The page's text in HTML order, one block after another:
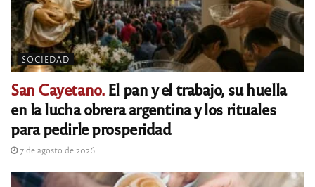
SOCIEDAD
San Cayetano.El pan y el trabajo, su huella
en la lucha obrera argentina y los rituales
para pedirle prosperidad
7 de agosto de 2026